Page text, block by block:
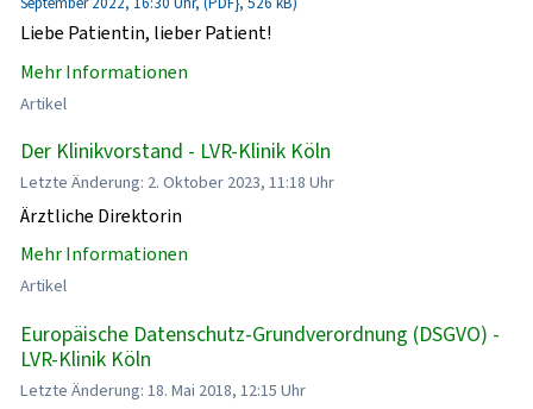
Liebe Patientin, lieber Patient!
Mehr Informationen
Artikel
Der Klinikvorstand - LVR-Klinik Köln
Letzte Änderung: 2. Oktober 2023, 11:18 Uhr
Ärztliche Direktorin
Mehr Informationen
Artikel
Europäische Datenschutz-Grundverordnung (DSGVO) -
LVR-Klinik Köln
Letzte Änderung: 18. Mai 2018, 12:15 Uhr